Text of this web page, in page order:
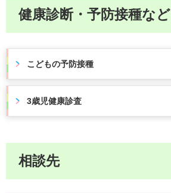
健康診断・予防接種など
こどもの予防接種
3歳児健康診査
相談先